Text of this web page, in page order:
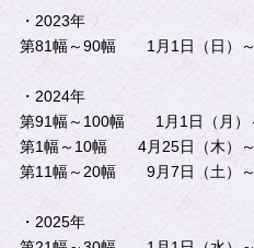
・2023年
第81幅～90幅 1月1日（日）～
・2024年
第91幅～100幅 1月1日（月）
第1幅～10幅 4月25日（木）～
第11幅～20幅 9月7日（土）～
・2025年